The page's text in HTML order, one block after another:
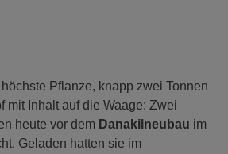
Pflanze, knapp zwei Tonnen
mit Inhalt auf die Waage: Zwei
heute vor dem Danakilneubau im
Geladen hatten sie im